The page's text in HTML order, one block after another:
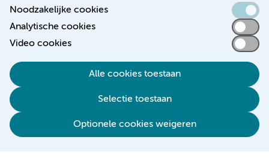
Noodzakelijke cookies
Analytische cookies
Video cookies
Alle cookies toestaan
Selectie toestaan
Optionele cookies weigeren
Toegankelijkheidsverklaring
Algemene privacyverklaring